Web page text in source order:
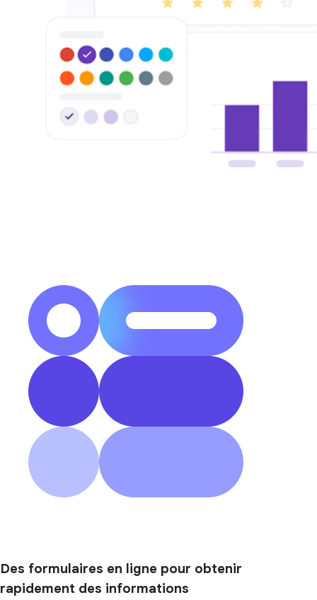
Des formulaires en ligne pour obtenir
rapidement des informations